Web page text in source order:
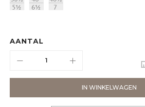
AANTAL
IN WINKELWAGEN